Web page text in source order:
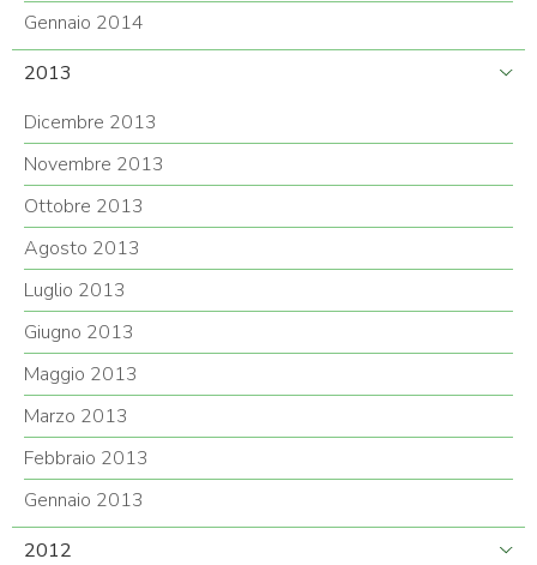
Gennaio 2014
2013
Dicembre 2013
Novembre 2013
Ottobre 2013
Agosto 2013
Luglio 2013
Giugno 2013
Maggio 2013
Marzo 2013
Febbraio 2013
Gennaio 2013
2012